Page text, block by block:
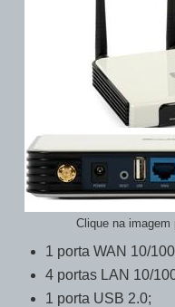
Clique na imagem
1 porta WAN 10/
4 portas LAN 10/
1 porta USB 2.0;